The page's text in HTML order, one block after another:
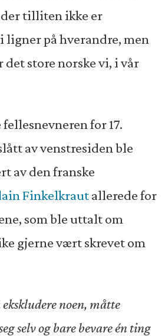
tilliten ikke er
ligner på hverandre, men
store norske vi, i vår
for 17.
av venstresiden ble
av den franske
Finkelkrautallerede for
som ble uttalt om
gjerne vært skrevet om
noen, måtte
selv og bare bevare én ting